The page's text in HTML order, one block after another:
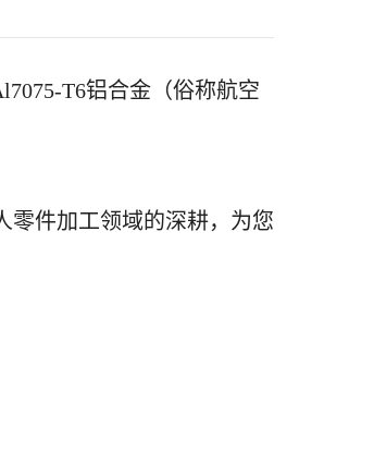
T6铝合金（俗称航空
零件加工领域的深耕，为您